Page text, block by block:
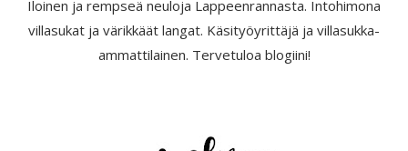
Iloinen ja rempseä neuloja Lappeenrannasta. Intohimona
villasukat ja värikkäät langat. Käsityöyrittäjä ja villasukka-
ammattilainen. Tervetuloa blogiini!